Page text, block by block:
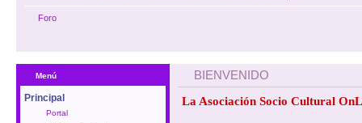
Foro
Menú
Principal
Portal
BIENVENIDO
La Asociación Socio Cultural